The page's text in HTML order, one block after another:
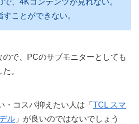
で、4Kコンテンツが見れない。
すことができない。
ので、PCのサブモニターとしても
。
・コスパ抑えたい人は「 TCL スマ
ル 」が良いのではないでしょう